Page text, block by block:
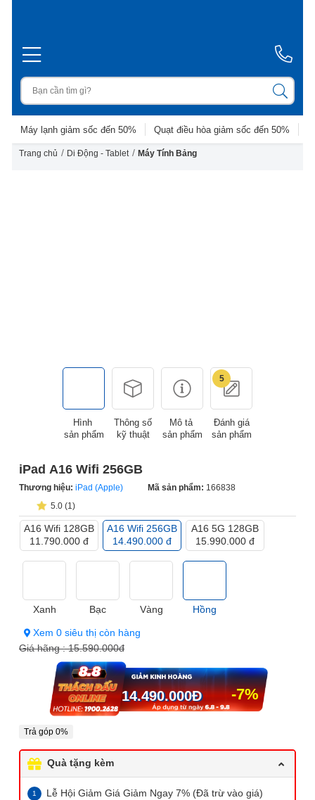
Máy lạnh giảm sốc đến 50% Quạt điều hòa giảm sốc đến 50%
Trang chủ / Di Động - Tablet / Máy Tính Bảng
Hình
sản phẩm
Thông số
kỹ thuật
Mô tả
sản phẩm
5
Đánh giá
sản phẩm
iPad A16 Wifi 256GB
Thương hiệu: iPad (Apple) Mã sản phẩm: 166838
5.0 (1)
A16 Wifi 128GB
11.790.000 đ
A16 Wifi 256GB
14.490.000 đ
A16 5G 128GB
15.990.000 đ
Xanh Bạc Vàng Hồng
Xem 0 siêu thị còn hàng
Giá hãng :15.590.000đ
-7%
14.490.000Đ
Trả góp 0%
Quà tặng kèm
Lễ Hội Giảm Giá Giảm Ngay 7% (Đã trừ vào giá)